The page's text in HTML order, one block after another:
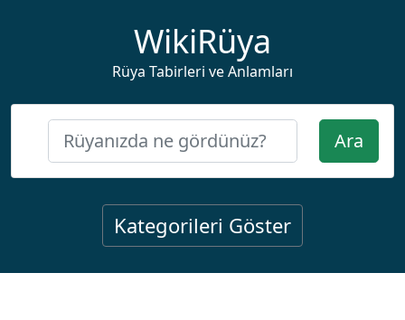
WikiRüya
Rüya Tabirleri ve Anlamları
Ara
Kategorileri Göster